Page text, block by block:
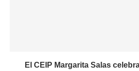
El CEIP Margarita Salas